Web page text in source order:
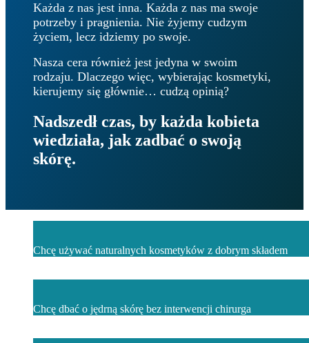
Każda z nas jest inna. Każda z nas ma swoje
potrzeby i pragnienia. Nie żyjemy cudzym
życiem, lecz idziemy po swoje.
Nasza cera również jest jedyna w swoim
rodzaju. Dlaczego więc, wybierając kosmetyki,
kierujemy się głównie… cudzą opinią?
Nadszedł czas, by każda kobieta
wiedziała, jak zadbać o swoją
skórę.
Chcę używać naturalnych kosmetyków z dobrym składem
Chcę dbać o jędrną skórę bez interwencji chirurga